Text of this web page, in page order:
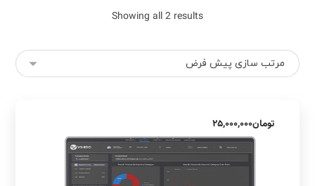
Showing all 2 results
تومان۲۵,۰۰۰,۰۰۰